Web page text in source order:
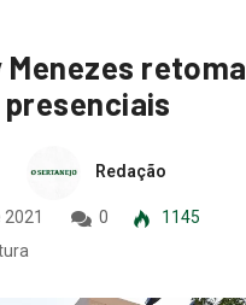
Menezes retoma
Redação
0
1145